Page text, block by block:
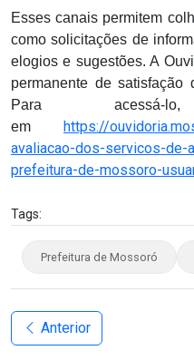
Esses canais permitem
como solicitações de
elogios e sugestões. A
permanente de
Para
em https://
avaliacao-dos-servicos-de-
prefeitura-de-mossoro-
Tags:
Prefeitura de Mossoró
Anterior